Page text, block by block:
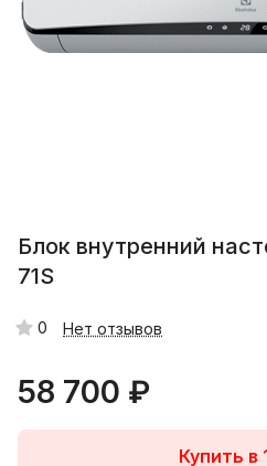
Блок внутренний
71S
0 Нет отзывов
58 700 ₽
Купить в